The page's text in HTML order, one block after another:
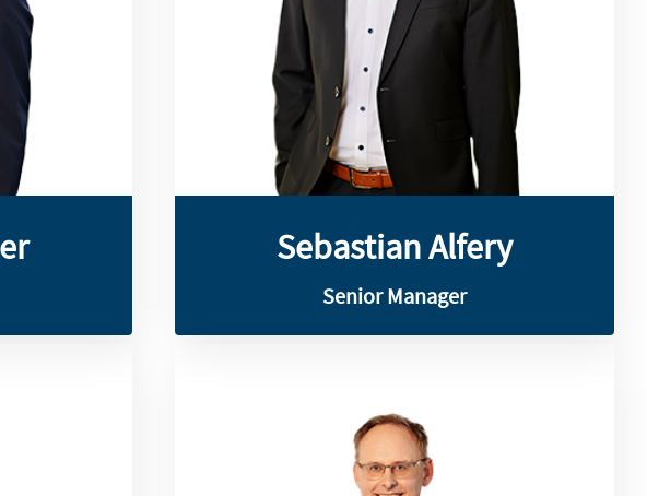
SLG &
Sebastian Alfery
Senior Manager
Sebastian Alfery studierte
Betriebswirtschaftslehre an der
Fachhochschule Nordhausen mit